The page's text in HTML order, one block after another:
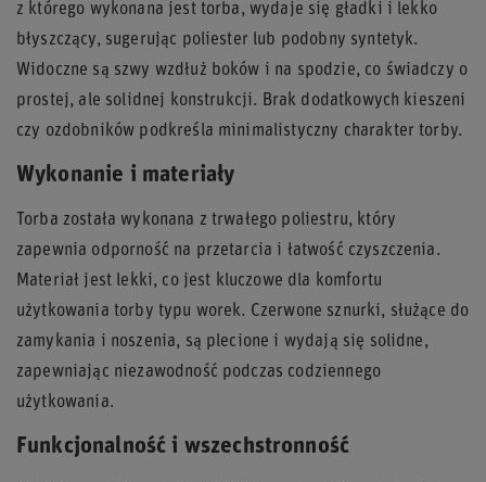
z którego wykonana jest torba, wydaje się gładki i lekko
błyszczący, sugerując poliester lub podobny syntetyk.
Widoczne są szwy wzdłuż boków i na spodzie, co świadczy o
prostej, ale solidnej konstrukcji. Brak dodatkowych kieszeni
czy ozdobników podkreśla minimalistyczny charakter torby.
Wykonanie i materiały
Torba została wykonana z trwałego poliestru, który
zapewnia odporność na przetarcia i łatwość czyszczenia.
Materiał jest lekki, co jest kluczowe dla komfortu
użytkowania torby typu worek. Czerwone sznurki, służące do
zamykania i noszenia, są plecione i wydają się solidne,
zapewniając niezawodność podczas codziennego
użytkowania.
Funkcjonalność i wszechstronność